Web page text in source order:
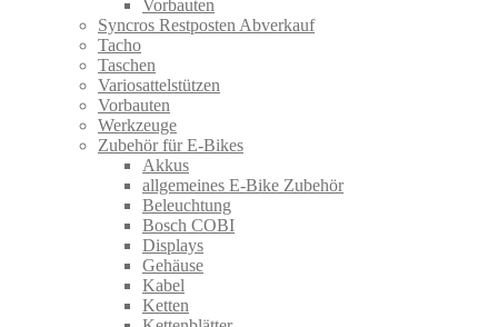
Vorbauten
Syncros Restposten Abverkauf
Tacho
Taschen
Variosattelstützen
Vorbauten
Werkzeuge
Zubehör für E-Bikes
Akkus
allgemeines E-Bike Zubehör
Beleuchtung
Bosch COBI
Displays
Gehäuse
Kabel
Ketten